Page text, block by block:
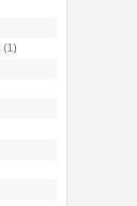
(1)